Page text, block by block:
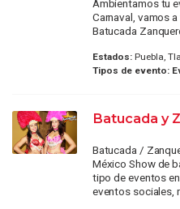
Ambientamos tu
Carnaval, vamos
Batucada
Estados:Puebla,
Tipos de evento:
Batucada y
Batucada /
México Show de
tipo de eventos
eventos sociales,